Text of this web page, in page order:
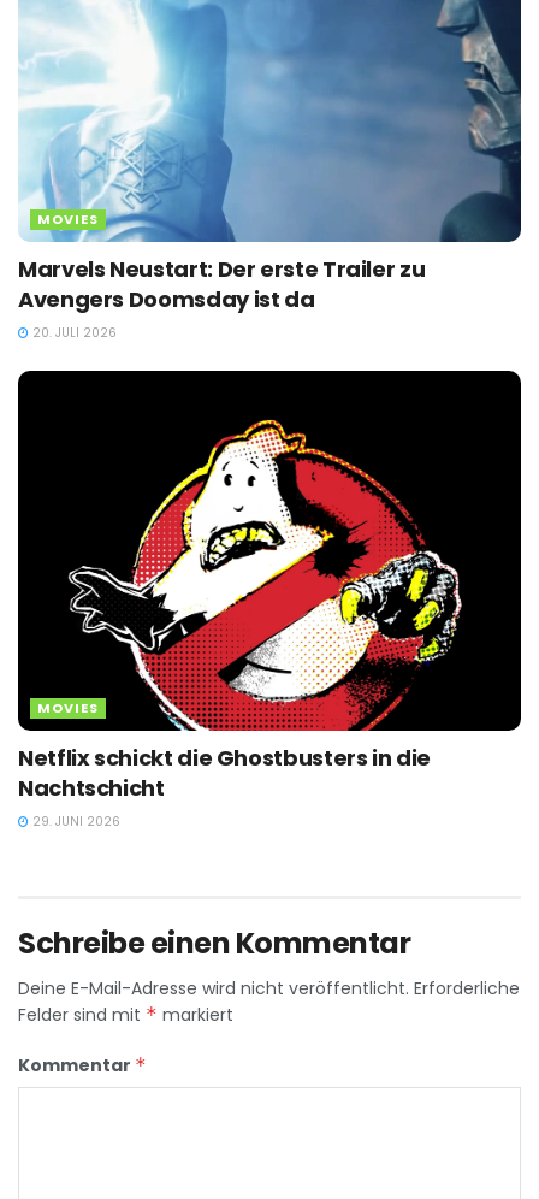
MOVIES
Marvels Neustart: Der erste Trailer zu
Avengers Doomsday ist da
20. JULI 2026
MOVIES
Netflix schickt die Ghostbusters in die
Nachtschicht
29. JUNI 2026
Schreibe einen Kommentar
Deine E-Mail-Adresse wird nicht veröffentlicht. Erforderliche
Felder sind mit * markiert
Kommentar *